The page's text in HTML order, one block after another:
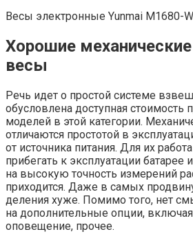
Весы электронные Yunmai M1680-
Хорошие
весы
Речь идет о простой системе
обусловлена доступная стоимость
моделей в этой категории.
отличаются простотой в
от источника питания. Для их
прибегать к эксплуатации батарее
на высокую точность измерений
приходится. Даже в самых
деления хуже. Помимо того, нет
на дополнительные опции,
оповещение, прочее.